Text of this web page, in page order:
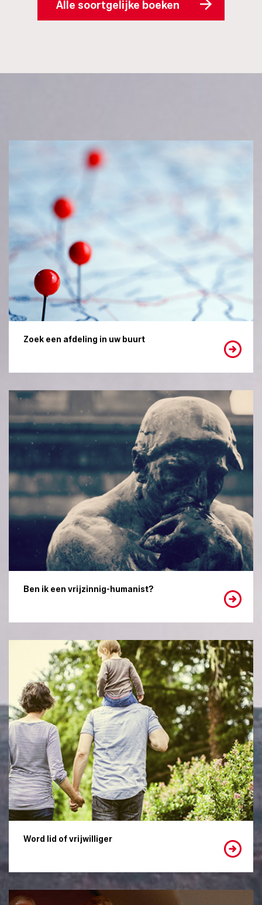
Alle soortgelijke boeken
Zoek een afdeling in uw buurt
Ben ik een vrijzinnig-humanist?
Word lid of vrijwilliger